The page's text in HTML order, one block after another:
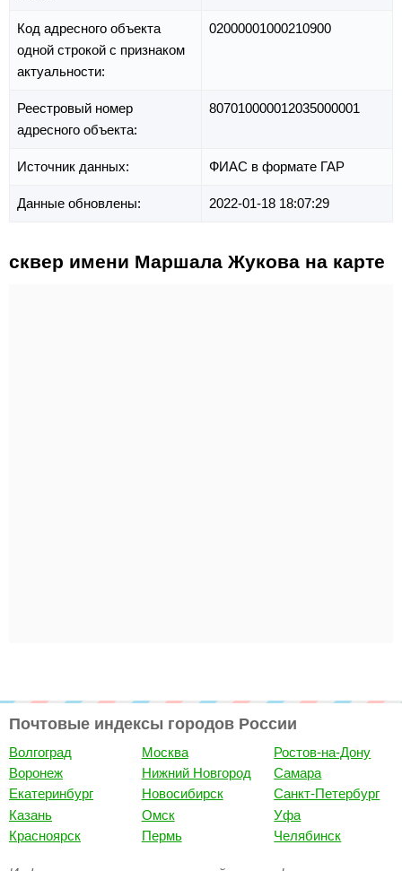
Код адресного объекта
одной строкой с признаком
актуальности:
02000001000210900
Реестровый номер
адресного объекта:
807010000012035000001
Источник данных: ФИАС в формате ГАР
Данные обновлены: 2022-01-18 18:07:29
сквер имени Маршала Жукова на карте
Почтовые индексы городов России
Волгоград
Воронеж
Екатеринбург
Казань
Красноярск
Москва
Нижний Новгород
Новосибирск
Омск
Пермь
Ростов-на-Дону
Самара
Санкт-Петербург
Уфа
Челябинск